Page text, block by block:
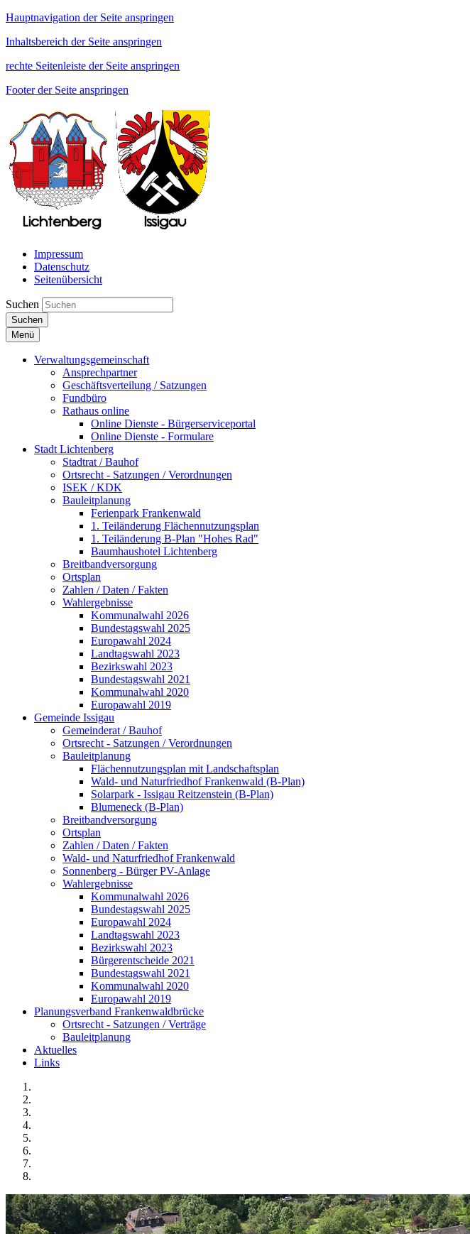
Hauptnavigation der Seite anspringen
Inhaltsbereich der Seite anspringen
rechte Seitenleiste der Seite anspringen
Footer der Seite anspringen
Impressum
Datenschutz
Seitenübersicht
Suchen
Suchen
Menü
Verwaltungsgemeinschaft
Ansprechpartner
Geschäftsverteilung / Satzungen
Fundbüro
Rathaus online
Online Dienste - Bürgerserviceportal
Online Dienste - Formulare
Stadt Lichtenberg
Stadtrat / Bauhof
Ortsrecht - Satzungen / Verordnungen
ISEK / KDK
Bauleitplanung
Ferienpark Frankenwald
1. Teiländerung Flächennutzungsplan
1. Teiländerung B-Plan "Hohes Rad"
Baumhaushotel Lichtenberg
Breitbandversorgung
Ortsplan
Zahlen / Daten / Fakten
Wahlergebnisse
Kommunalwahl 2026
Bundestagswahl 2025
Europawahl 2024
Landtagswahl 2023
Bezirkswahl 2023
Bundestagswahl 2021
Kommunalwahl 2020
Europawahl 2019
Gemeinde Issigau
Gemeinderat / Bauhof
Ortsrecht - Satzungen / Verordnungen
Bauleitplanung
Flächennutzungsplan mit Landschaftsplan
Wald- und Naturfriedhof Frankenwald (B-Plan)
Solarpark - Issigau Reitzenstein (B-Plan)
Blumeneck (B-Plan)
Breitbandversorgung
Ortsplan
Zahlen / Daten / Fakten
Wald- und Naturfriedhof Frankenwald
Sonnenberg - Bürger PV-Anlage
Wahlergebnisse
Kommunalwahl 2026
Bundestagswahl 2025
Europawahl 2024
Landtagswahl 2023
Bezirkswahl 2023
Bürgerentscheide 2021
Bundestagswahl 2021
Kommunalwahl 2020
Europawahl 2019
Planungsverband Frankenwaldbrücke
Ortsrecht - Satzungen / Verträge
Bauleitplanung
Aktuelles
Links